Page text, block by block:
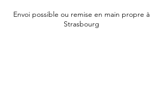
Envoi possible ou remise en main propre à
Strasbourg